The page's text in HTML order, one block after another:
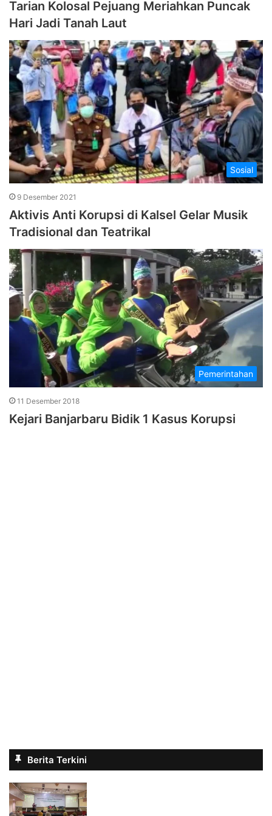
Tarian Kolosal Pejuang Meriahkan Puncak
Hari Jadi Tanah Laut
Sosial
9 Desember 2021
Aktivis Anti Korupsi di Kalsel Gelar Musik
Tradisional dan Teatrikal
Pemerintahan
11 Desember 2018
Kejari Banjarbaru Bidik 1 Kasus Korupsi
Berita Terkini